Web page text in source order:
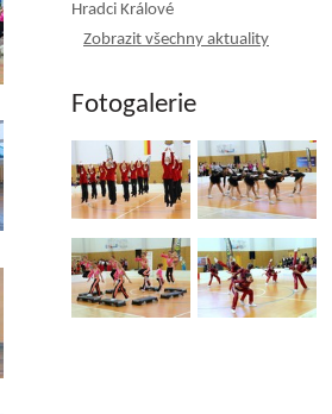
Hradci Králové
Zobrazit všechny aktuality
Fotogalerie